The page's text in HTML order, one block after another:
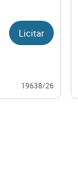
Licitar
19638/26